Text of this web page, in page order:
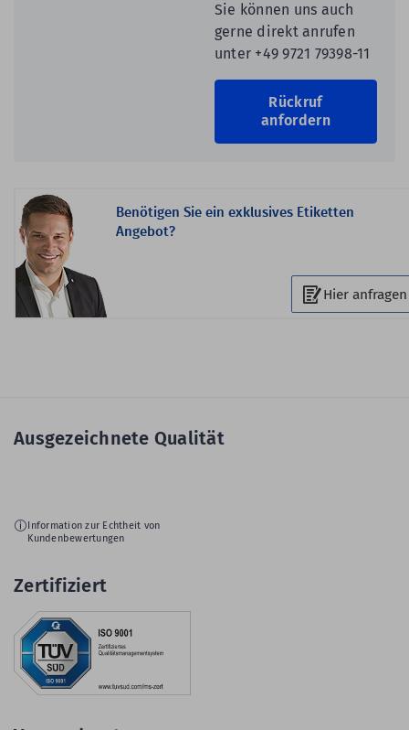
Sie können uns auch
gerne direkt anrufen
unter +49 9721 79398-11
Rückruf
anfordern
Benötigen Sie ein exklusives Etiketten
Angebot?
Hier anfragen
Ausgezeichnete Qualität
Information zur Echtheit von
Kundenbewertungen
Zertifiziert